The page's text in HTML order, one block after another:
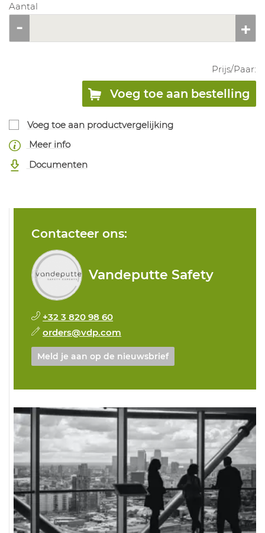
Aantal
Prijs/Paar:
Voeg toe aan bestelling
Voeg toe aan productvergelijking
Meer info
Documenten
Contacteer ons:
Vandeputte Safety
+32 3 820 98 60
orders@vdp.com
Meld je aan op de nieuwsbrief